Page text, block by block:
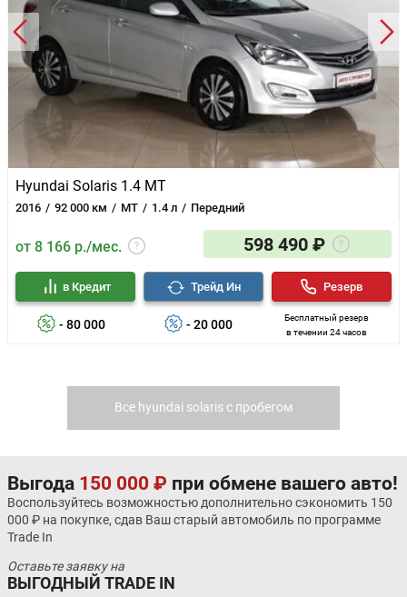
Hyundai Solaris 1.4 MT
2016 92 000 км MT 1.4 л Передний
от 8 166 р./мес. 598 490 ₽
- 80 000
в Кредит
- 20 000
Трейд Ин
Бесплатный резерв
в течении 24 часов
Резерв
Все hyundai solaris с пробегом
Выгода 150 000 ₽ при обмене вашего авто!
Воспользуйтесь возможностью дополнительно сэкономить 150
000 ₽ на покупке, сдав Ваш старый автомобиль по программе
Trade In
Оставьте заявку на
ВЫГОДНЫЙ TRADE IN